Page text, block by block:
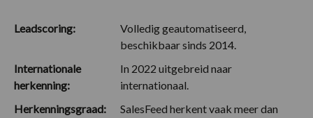
Leadscoring:
Volledig geautomatiseerd,
beschikbaar sinds 2014.
Internationale
herkenning:
In 2022 uitgebreid naar
internationaal.
Herkenningsgraad:
SalesFeed herkent vaak meer dan